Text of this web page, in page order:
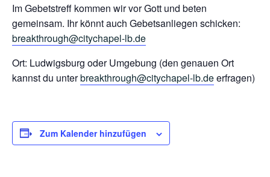
Im Gebetstreff kommen wir vor Gott und beten
gemeinsam. Ihr könnt auch Gebetsanliegen schicken:
breakthrough@citychapel-lb.de
Ort: Ludwigsburg oder Umgebung (den genauen Ort
kannst du unterbreakthrough@citychapel-lb.deerfragen)
Zum Kalender hinzufügen